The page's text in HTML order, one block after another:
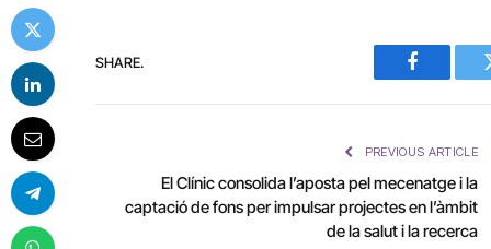
SHARE.
Facebook
PREVIOUS ARTICLE
El Clínic consolida l’aposta pel mecenatge i la
captació de fons per impulsar projectes en l’àmbit
de la salut i la recerca